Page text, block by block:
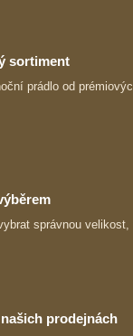
sortiment
prádlo od
správnou
prodejnách